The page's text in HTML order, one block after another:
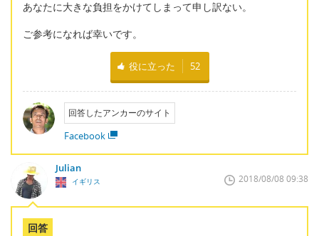
あなたに大きな負担をかけてしまって申し訳ない。
ご参考になれば幸いです。
役に立った 52
回答したアンカーのサイト
Facebook
Julian
イギリス 2018/08/08 09:38
回答